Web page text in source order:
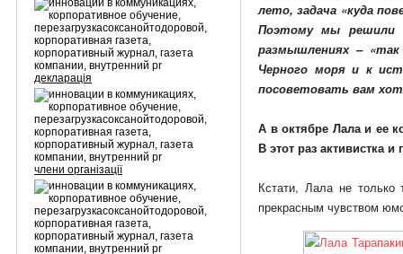
декларація
члени організації
лето, задача «куда
Поэтому мы решили
размышлениях –
Черного моря и к
посоветовать вам
А в октябре Лала и ее
В этот раз активистка
Кстати, Лала не
прекрасным чувством